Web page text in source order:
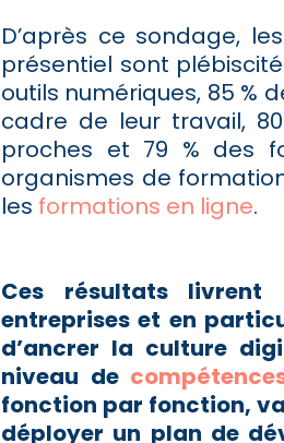
D’après ce sondage,
présentiel sont
outils numériques, 85 %
cadre de leur travail,
proches et 79 % des
organismes de
les formations en ligne.
Ces résultats livrent
entreprises et en
d’ancrer la culture
niveau de
fonction par fonction,
déployer un plan de